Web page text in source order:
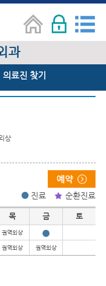
과
의료진 찾기
상
진료
순환진료
목 금 토
권역외상
권역외상 권역외상